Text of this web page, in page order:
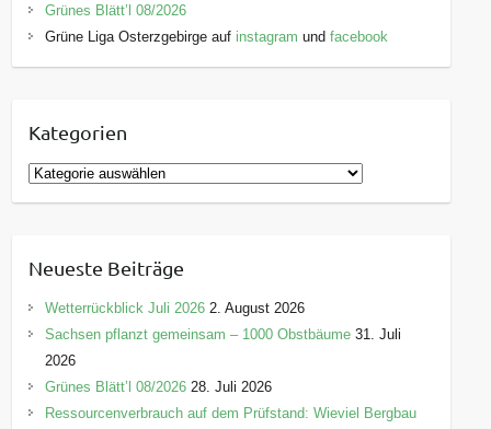
Grünes Blätt’l 08/2026
Grüne Liga Osterzgebirge auf instagram undfacebook
Kategorien
K
a
g
o
r
e
n
Neueste Beiträge
Wetterrückblick Juli 2026 2. August 2026
Sachsen pflanzt gemeinsam – 1000 Obstbäume 31. Juli
2026
Grünes Blätt’l 08/2026 28. Juli 2026
Ressourcenverbrauch auf dem Prüfstand: Wieviel Bergbau